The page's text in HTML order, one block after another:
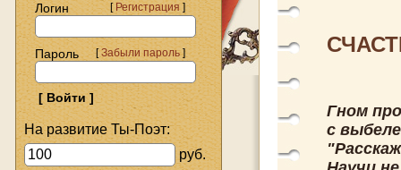
Логин
[Регистрация]
Пароль [Забыли пароль]
На развитие Ты-Поэт:
руб.
Гном
с